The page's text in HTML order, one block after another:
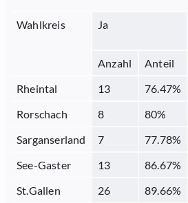
Wahlkreis Ja
Anzahl
Anteil
Rheintal
13 76.47%
Rorschach
8 80%
Sarganserland
7 77.78%
See-Gaster
13 86.67%
St.Gallen
26 89.66%